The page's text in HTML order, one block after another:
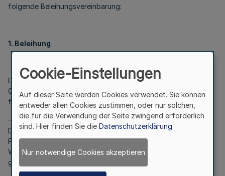
folgende Beleihungsvereinbarung:
1. Beleihung
Das Land überträgt der Deutsche Post Immobilienservice
GmbH die Durchführung des AFWoG und des 2. AFWoG NRW
für
- Wohnungen, die mit Wohnungsfürsorgemitteln der
Deutschen Bundespost oder der Deutschen Bundespost
POSTDIENST im Sinne der §§ 87a und 111 des Zweiten
Wohnungsbaugesetzes in der bis zum 31. Dezember 2001
geltenden Fassung gefördert worden sind,
Cookie-Einstellungen
Auf dieser Seite werden Cookies verwendet. Sie können
entweder allen Cookies zustimmen, oder nur solchen,
die für die Verwendung der Seite zwingend erforderlich
sind. Hier finden Sie die Datenschutzerklärung
Nur notwendige Cookies akzeptieren